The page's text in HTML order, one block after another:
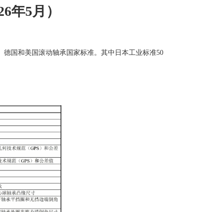
年5月）
国和美国滚动轴承国家标准。其中日本工业标准50